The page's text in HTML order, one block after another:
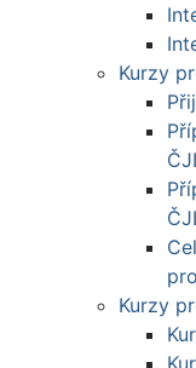
Kurzy
Kurzy